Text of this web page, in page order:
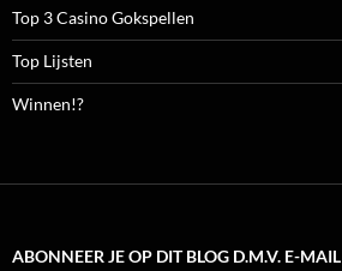
Top 3 Casino Gokspellen
Top Lijsten
Winnen!?
ABONNEER JE OP DIT BLOG D.M.V. E-MAIL